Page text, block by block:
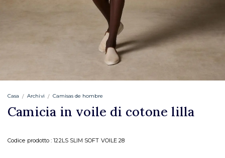
Casa Archivi Camisas de hombre
Camicia in voile di cotone lilla
Codice prodotto :122LS SLIM SOFT VOILE 28